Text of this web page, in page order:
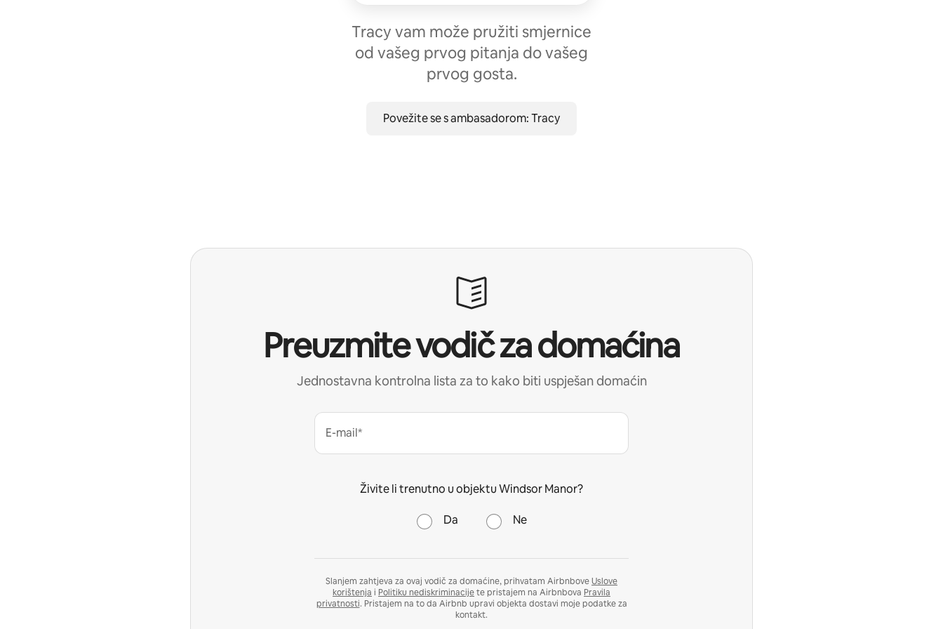
Tracy vam može pružiti smjernice
od vašeg prvog pitanja do vašeg
prvog gosta.
Povežite se s ambasadorom: Tracy
Preuzmite vodič za domaćina
Jednostavna kontrolna lista za to kako biti uspješan domaćin
E-mail*
Živite li trenutno u objektu Windsor Manor?
Da Ne
Slanjem zahtjeva za ovaj vodič za domaćine, prihvatam AirbnboveUslove
korištenja i Politiku nediskriminacijete pristajem na Airbnbova Pravila
privatnosti. Pristajem na to da Airbnb upravi objekta dostavi moje podatke za
kontakt.